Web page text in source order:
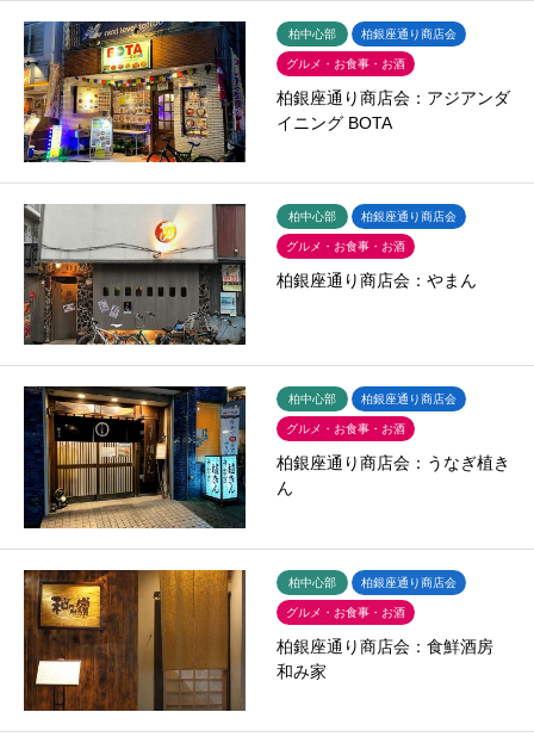
柏中心部 柏銀座通り商店会
グルメ・お食事・お酒
柏銀座通り商店会：アジアンダ
イニング BOTA
柏中心部 柏銀座通り商店会
グルメ・お食事・お酒
柏銀座通り商店会：やまん
柏中心部 柏銀座通り商店会
グルメ・お食事・お酒
柏銀座通り商店会：うなぎ植き
ん
柏中心部 柏銀座通り商店会
グルメ・お食事・お酒
柏銀座通り商店会：食鮮酒房
和み家